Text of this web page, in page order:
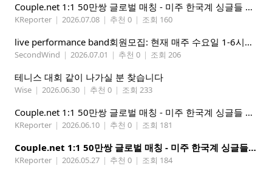
Couple.net 1:1 50만쌍 글로벌 매칭 - 미주 한국계 싱글들 모이세요
KReporter | 2026.07.08 | 추천 0 | 조회 160
live performance band회원모집: 현재 매주 수요일 1-6시에 전문 음악 Studio에서 활동중인 진짜 악기를 다루는 밴드입니다.
SecondWind | 2026.07.01 | 추천 0 | 조회 206
테니스 대회 같이 나가실 분 찾습니다
Wise | 2026.06.30 | 추천 0 | 조회 233
Couple.net 1:1 50만쌍 글로벌 매칭 - 미주 한국계 싱글들 모이세요
KReporter | 2026.06.10 | 추천 0 | 조회 181
Couple.net 1:1 50만쌍 글로벌 매칭 - 미주 한국계 싱글들 모이세요
KReporter | 2026.05.27 | 추천 0 | 조회 184